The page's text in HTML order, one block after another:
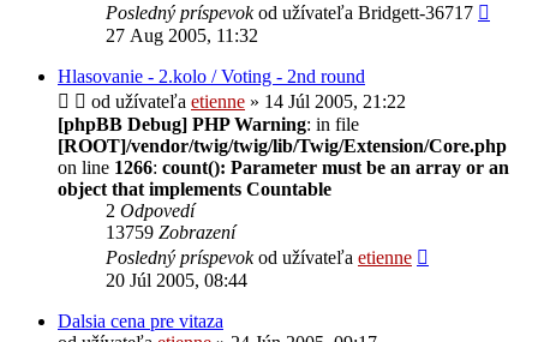
Posledný príspevokod užívateľa Bridgett-36717
27 Aug 2005, 11:32
Hlasovanie - 2.kolo / Voting - 2nd round
od užívateľa etienne » 14 Júl 2005, 21:22
[phpBB Debug] PHP Warning: in file
[ROOT]/vendor/twig/twig/lib/Twig/Extension/Core.php
on line 1266: count(): Parameter must be an array or an
object that implements Countable
2 Odpovedí
13759 Zobrazení
Posledný príspevokod užívateľa etienne
20 Júl 2005, 08:44
Dalsia cena pre vitaza